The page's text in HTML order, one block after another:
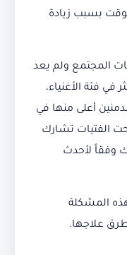
بسبب زيادة
المجتمع ولم يعد
في فئة الأغنياء،
أعلى منها في
الفتيات تشارك
وفقاً لأحدث
المشكلة
علاجها.